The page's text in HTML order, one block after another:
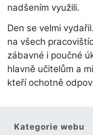
nadšením využili.
Den se velmi
na všech
zábavné i poučné
hlavně učitelům a
kteří ochotně
Kategorie webu